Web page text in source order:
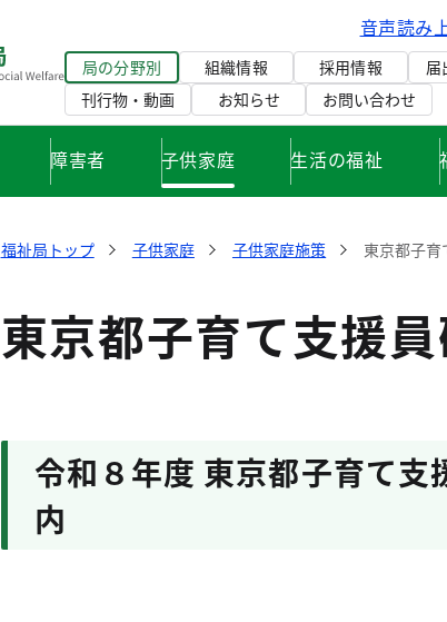
音声読み
局の分野別 組織情報 採用情報 届
刊行物・動画
お知らせ お問い合わせ
障害者 子供家庭 生活の福祉
福祉局トップ 子供家庭 子供家庭施策 東京都子
東京都子育て支援
令和８年度 東京都子育て
内